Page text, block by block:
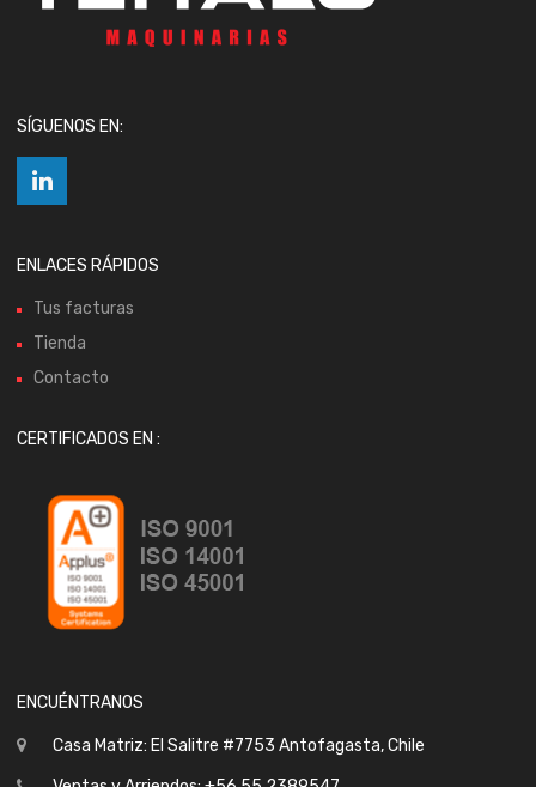
SÍGUENOS EN:
ENLACES RÁPIDOS
Tus facturas
Tienda
Contacto
CERTIFICADOS EN :
ENCUÉNTRANOS
Casa Matriz: El Salitre #7753 Antofagasta, Chile